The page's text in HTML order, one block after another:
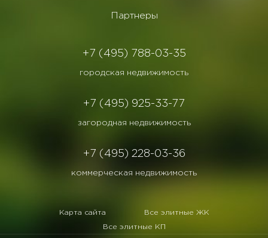
Партнеры
+7 (495) 788-03-35
городская недвижимость
+7 (495) 925-33-77
загородная недвижимость
+7 (495) 228-03-36
коммерческая недвижимость
Карта сайта Все элитные ЖК
Все элитные КП